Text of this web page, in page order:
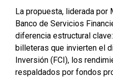
La propuesta, liderada por
Banco de Servicios
diferencia estructural
billeteras que invierten el
Inversión (FCI), los
respaldados por fondos